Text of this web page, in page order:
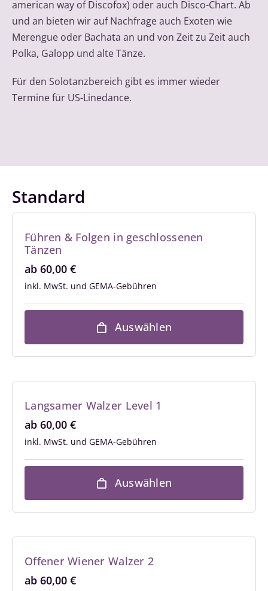
american way of Discofox) oder auch Disco-Chart. Ab
und an bieten wir auf Nachfrage auch Exoten wie
Merengue oder Bachata an und von Zeit zu Zeit auch
Polka, Galopp und alte Tänze.
Für den Solotanzbereich gibt es immer wieder
Termine für US-Linedance.
Standard
Führen & Folgen in geschlossenen
Tänzen
ab 60,00 €
inkl. MwSt.
Auswählen
Langsamer Walzer Level 1
ab 60,00 €
inkl. MwSt.
Auswählen
Offener Wiener Walzer 2
ab 60,00 €